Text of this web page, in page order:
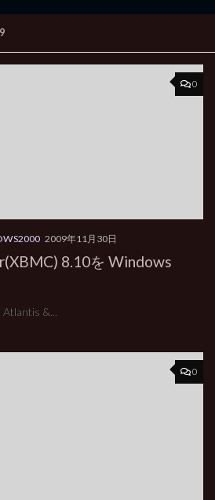
0
2009年11月30日
8.10を Windows
&...
0